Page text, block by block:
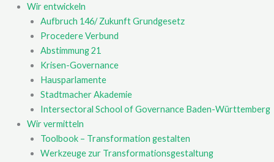
Wir entwickeln
Aufbruch 146/ Zukunft Grundgesetz
Procedere Verbund
Abstimmung 21
Krisen-Governance
Hausparlamente
Stadtmacher Akademie
Intersectoral School of Governance Baden-Württemberg
Wir vermitteln
Toolbook – Transformation gestalten
Werkzeuge zur Transformationsgestaltung